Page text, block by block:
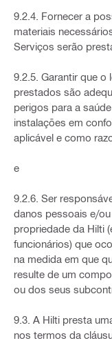
9.2.4. Fornecer a
materiais
Serviços serão
9.2.5. Garantir que
prestados são
perigos para a
instalações em
aplicável e como
e
9.2.6. Ser
danos pessoais e/
propriedade da Hilti
funcionários) que
na medida em que
resulte de um
ou dos seus
9.3. A Hilti presta
nos termos da